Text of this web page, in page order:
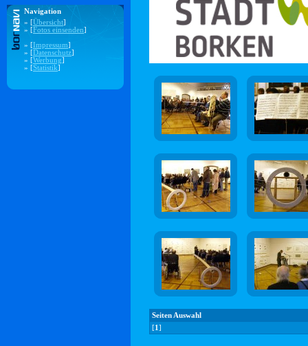
Navigation
» [Übersicht]
» [Fotos einsenden]
» [Impressum]
» [Datenschutz]
» [Werbung]
» [Statistik]
Seiten Auswahl
[1 ]